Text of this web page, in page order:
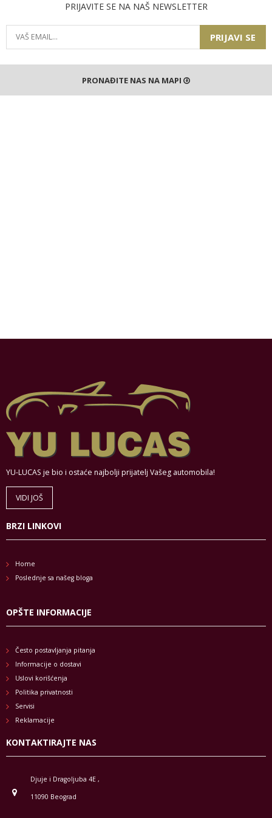
PRIJAVITE SE NA NAŠ NEWSLETTER
PRIJAVI SE
PRONAĐITE NAS NA MAPI
YU-LUCAS je bio i ostaće najbolji prijatelj Vašeg automobila!
VIDI JOŠ
BRZI LINKOVI
Home
Poslednje sa našeg bloga
OPŠTE INFORMACIJE
Često postavljanja pitanja
Informacije o dostavi
Uslovi korišćenja
Politika privatnosti
Servisi
Reklamacije
KONTAKTIRAJTE NAS
Djuje i Dragoljuba 4E ,
11090 Beograd